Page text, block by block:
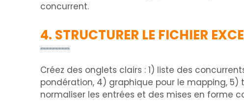
concurrent.
4. STRUCTURER LE FICHIER
Créez des onglets clairs : 1) liste des
pondération, 4) graphique pour le mapping,
normaliser les entrées et des mises en forme